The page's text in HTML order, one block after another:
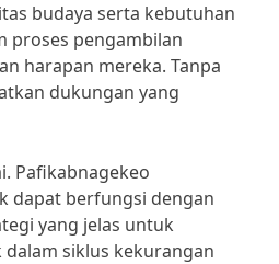
budaya serta kebutuhan
proses pengambilan
harapan mereka. Tanpa
dukungan yang
Pafikabnagekeo
dapat berfungsi dengan
yang jelas untuk
siklus kekurangan